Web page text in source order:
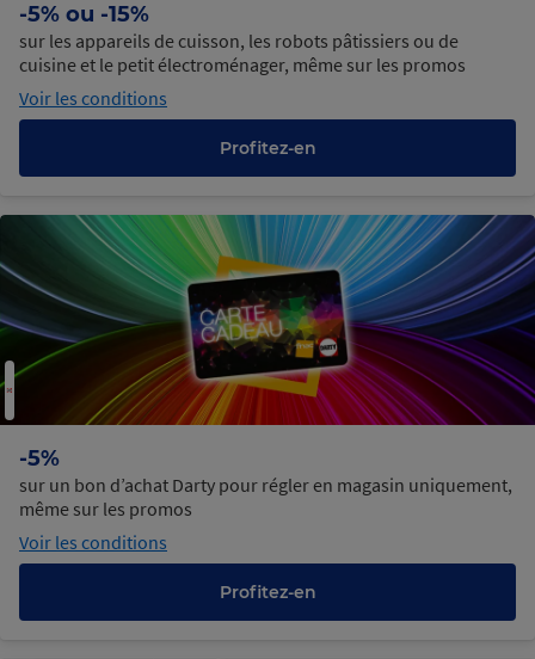
-5% ou -15%
sur les appareils de cuisson, les robots pâtissiers ou de
cuisine et le petit électroménager, même sur les promos
Voir les conditions
Profitez-en
-5%
sur un bon d’achat Darty pour régler en magasin uniquement,
même sur les promos
Voir les conditions
Profitez-en